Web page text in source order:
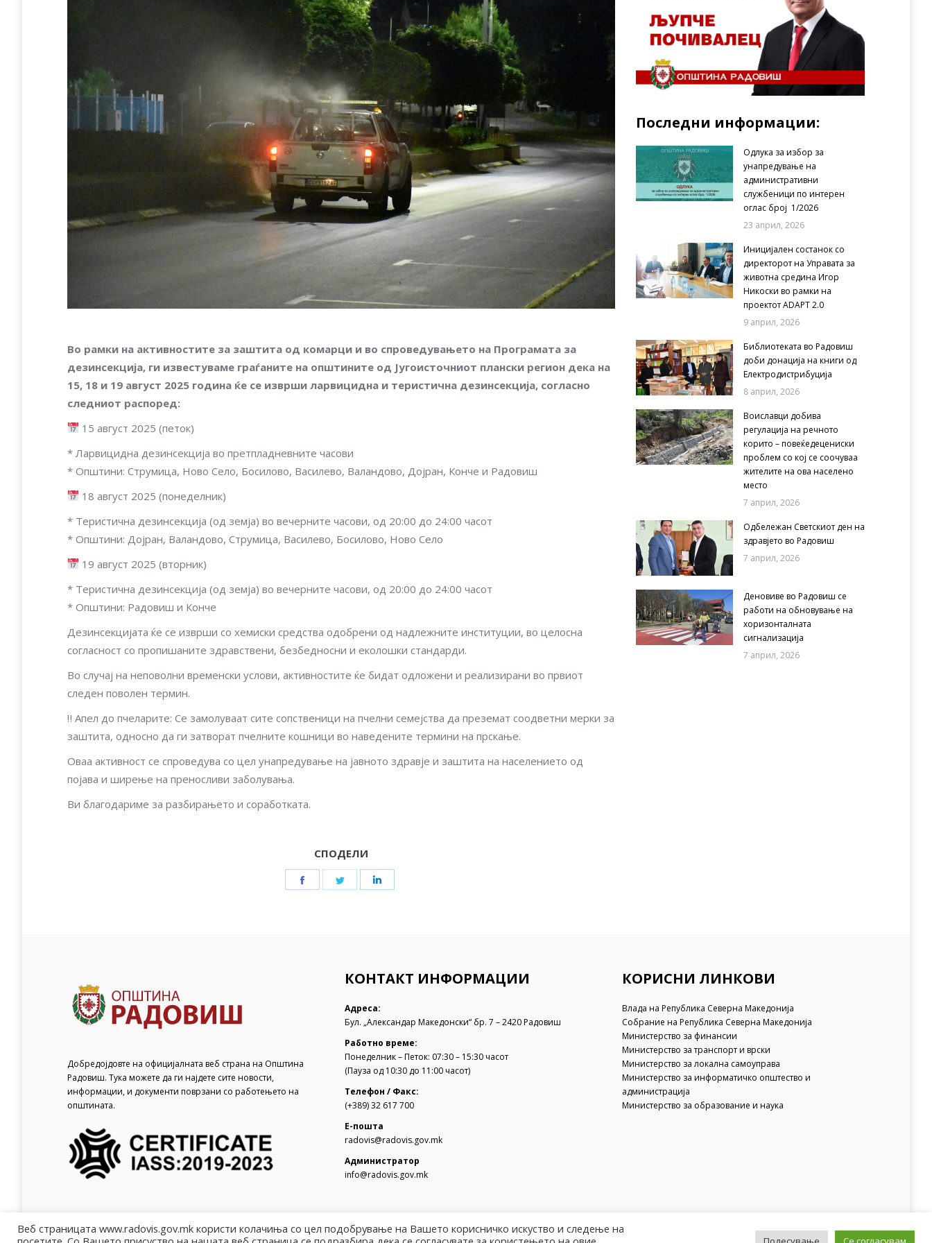
Во рамки на активностите за заштита од комарци и во спроведувањето на Програмата за
дезинсекција, ги известуваме граѓаните на општините од Југоисточниот плански регион дека на
15, 18 и 19 август 2025 година ќе се изврши ларвицидна и теристична дезинсекција, согласно
следниот распоред:
15 август 2025 (петок)
* Ларвицидна дезинсекција во претпладневните часови
* Општини: Струмица, Ново Село, Босилово, Василево, Валандово, Дојран, Конче и Радовиш
18 август 2025 (понеделник)
* Теристична дезинсекција (од земја) во вечерните часови, од 20:00 до 24:00 часот
* Општини: Дојран, Валандово, Струмица, Василево, Босилово, Ново Село
19 август 2025 (вторник)
* Теристична дезинсекција (од земја) во вечерните часови, од 20:00 до 24:00 часот
* Општини: Радовиш и Конче
Дезинсекцијата ќе се изврши со хемиски средства одобрени од надлежните институции, во целосна
согласност со пропишаните здравствени, безбедносни и еколошки стандарди.
Во случај на неповолни временски услови, активностите ќе бидат одложени и реализирани во првиот
следен поволен термин.
‼ Апел до пчеларите: Се замолуваат сите сопственици на пчелни семејства да преземат соодветни мерки за
заштита, односно да ги затворат пчелните кошници во наведените термини на прскање.
Оваа активност се спроведува со цел унапредување на јавното здравје и заштита на населението од
појава и ширење на преносливи заболувања.
Ви благодариме за разбирањето и соработката.
СПОДЕЛИ
Share
Share
Последни информации:
Одлука за избор за
унапредување на
административни
службеници по интерен
оглас број 1/2026
23 април, 2026
Иницијален состанок со
директорот на Управата за
животна средина Игор
Никоски во рамки на
проектот ADAPT 2.0
9 април, 2026
Библиотеката во Радовиш
доби донација на книги од
Електродистрибуција
8 април, 2026
Воиславци добива
регулација на речното
корито – повеќедецениски
проблем со кој се соочуваа
жителите на ова населено
место
7 април, 2026
Одбележан Светскиот ден на
здравјето во Радовиш
7 април, 2026
Деновиве во Радовиш се
работи на обновување на
хоризонталната
сигнализација
7 април, 2026
Добредојдовте на официјалната веб страна на Општина
Радовиш. Тука можете да ги најдете сите новости,
информации, и документи поврзани со работењето на
општината.
КОНТАКТ ИНФОРМАЦИИ
Адреса:
Бул. „Александар Македонски“ бр. 7 – 2420 Радовиш
Работно време:
Понеделник – Петок: 07:30 – 15:30 часот
(Пауза од 10:30 до 11:00 часот)
Телефон / Факс:
(+389) 32 617 700
Е-пошта
radovis@radovis.gov.mk
Администратор
info@radovis.gov.mk
КОРИСНИ ЛИНКОВИ
Влада на Република Северна Македонија
Собрание на Република Северна Македонија
Министерство за финансии
Министерство за транспорт и врски
Министерство за локална самоуправа
Министерство за информатичко општество и
администрација
Министерство за образование и наука
Веб страницата www.radovis.gov.mk користи колачиња со цел подобрување на Вашето корисничко искуство и следење на